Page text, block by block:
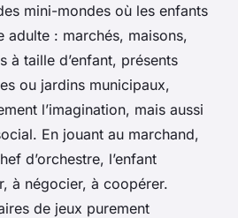
mini-mondes où les enfants
adulte : marchés, maisons,
à taille d’enfant, présents
ou jardins municipaux,
l’imagination, mais aussi
En jouant au marchand,
d’orchestre, l’enfant
à négocier, à coopérer.
de jeux purement